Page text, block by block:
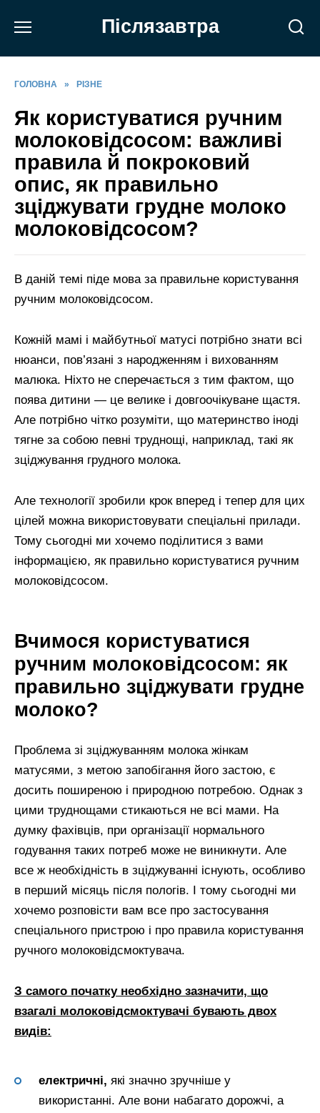
Післязавтра
ГОЛОВНА » РІЗНЕ
Як користуватися ручним
молоковідсосом: важливі
правила й покроковий
опис, як правильно
зціджувати грудне молоко
молоковідсосом?
В даній темі піде мова за правильне користування
ручним молоковідсосом.
Кожній мамі і майбутньої матусі потрібно знати всі
нюанси, пов’язані з народженням і вихованням
малюка. Ніхто не сперечається з тим фактом, що
поява дитини — це велике і довгоочікуване щастя.
Але потрібно чітко розуміти, що материнство іноді
тягне за собою певні труднощі, наприклад, такі як
зціджування грудного молока.
Але технології зробили крок вперед і тепер для цих
цілей можна використовувати спеціальні прилади.
Тому сьогодні ми хочемо поділитися з вами
інформацією, як правильно користуватися ручним
молоковідсосом.
Вчимося користуватися
ручним молоковідсосом: як
правильно зціджувати грудне
молоко?
Проблема зі зціджуванням молока жінкам
матусями, з метою запобігання його застою, є
досить поширеною і природною потребою. Однак з
цими труднощами стикаються не всі мами. На
думку фахівців, при організації нормального
годування таких потреб може не виникнути. Але
все ж необхідність в зціджуванні існують, особливо
в перший місяць після пологів. І тому сьогодні ми
хочемо розповісти вам все про застосування
спеціального пристрою і про правила користування
ручного молоковідсмоктувача.
З самого початку необхідно зазначити, що
взагалі молоковідсмоктувачі бувають двох
видів:
електричні, які значно зручніше у
використанні. Але вони набагато дорожчі, а